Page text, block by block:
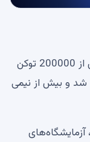
بیش از 200000 توکن
تا 1 دسامبر 2020 ایجاد شد و بیش از نیمی